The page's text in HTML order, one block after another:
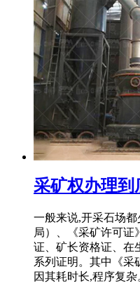
采矿权办理到
一般来说,开采石场
局）、《采矿许可证
证、矿长资格证、在
系列证明。其中《采
因其耗时长,程序复